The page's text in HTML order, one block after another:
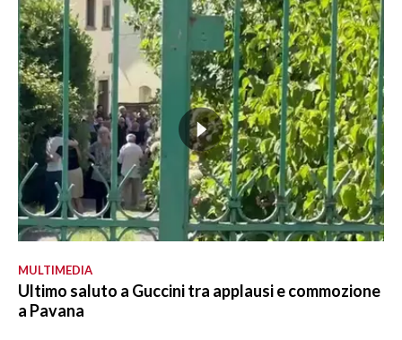
MULTIMEDIA
Ultimo saluto a Guccini tra applausi e commozione
a Pavana